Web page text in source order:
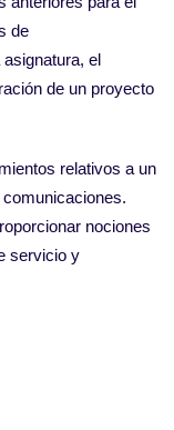
de
el
de un proyecto
relativos a un
nociones
servicio y